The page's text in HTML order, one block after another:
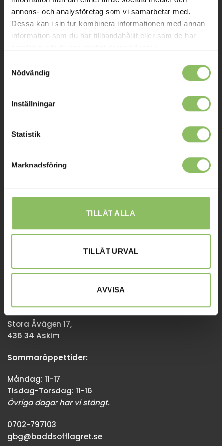
annons- och analysföretag som vi samarbetar med.
Dessa kan i sin tur kombinera informationen med annan
information som du har tillhandahållit eller som de har
Nödvändig
Inställningar
Statistik
Marknadsföring
TILLÅT ALLA
TILLÅT URVAL
AVVISA
Kontakt
Mitt konto
Köpvillkor
Reklamation
168 67 Bromma
Sommaröppettider:
Tisdag-Torsdag: 11-18
Övriga dagar har vi stängt.
info@baddsofflagret.se
Stora Åvägen 17,
436 34 Askim
Sommaröppettider:
Måndag: 11-17
Tisdag-Torsdag: 11-16
Övriga dagar har vi stängt.
0702-797103
gbg@baddsofflagret.se